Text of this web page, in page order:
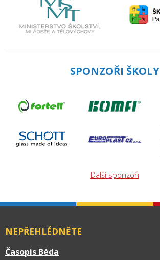
SPONZOŘI ŠKOLY
Další sponzoři
NEPŘEHLÉDNĚTE
Časopis Béda